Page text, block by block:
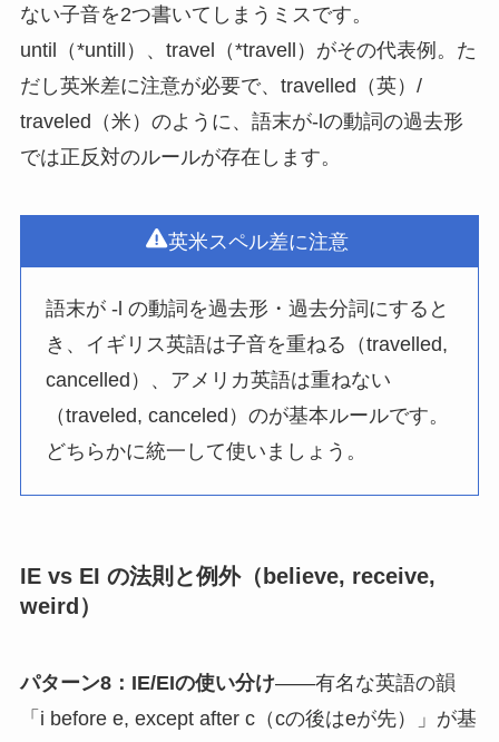
ない子音を2つ書いてしまうミスです。
until（*untill）、travel（*travell）がその代表例。た
だし英米差に注意が必要で、travelled（英）/
traveled（米）のように、語末が-lの動詞の過去形
では正反対のルールが存在します。
英米スペル差に注意
語末が -l の動詞を過去形・過去分詞にすると
き、イギリス英語は子音を重ねる（travelled,
cancelled）、アメリカ英語は重ねない
（traveled, canceled）のが基本ルールです。
どちらかに統一して使いましょう。
IE vs EI の法則と例外（believe, receive,
weird）
パターン8：IE/EIの使い分け——有名な英語の韻
「i before e, except after c（cの後はeが先）」が基